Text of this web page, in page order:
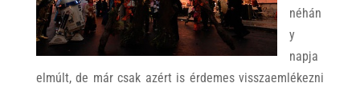
néhán
y
napja
elmúlt, de már csak azért is érdemes visszaemlékezni